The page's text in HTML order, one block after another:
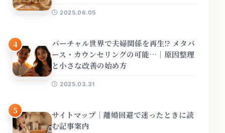
2025.06.05
4
バーチャル世界で夫婦関係を再生!? メタバ
ース・カウンセリングの可能…｜原因整理
と小さな改善の始め方
2025.03.31
5
サイトマップ｜離婚回避で迷ったときに読
む記事案内